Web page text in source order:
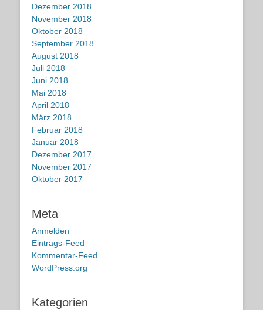
Dezember 2018
November 2018
Oktober 2018
September 2018
August 2018
Juli 2018
Juni 2018
Mai 2018
April 2018
März 2018
Februar 2018
Januar 2018
Dezember 2017
November 2017
Oktober 2017
Meta
Anmelden
Eintrags-Feed
Kommentar-Feed
WordPress.org
Kategorien